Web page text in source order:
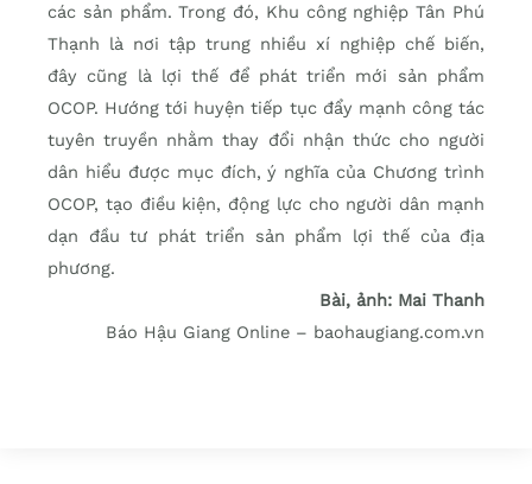
các sản phẩm. Trong đó, Khu công nghiệp Tân Phú
Thạnh là nơi tập trung nhiều xí nghiệp chế biến,
đây cũng là lợi thế để phát triển mới sản phẩm
OCOP. Hướng tới huyện tiếp tục đẩy mạnh công tác
tuyên truyền nhằm thay đổi nhận thức cho người
dân hiểu được mục đích, ý nghĩa của Chương trình
OCOP, tạo điều kiện, động lực cho người dân mạnh
dạn đầu tư phát triển sản phẩm lợi thế của địa
phương.
Bài, ảnh: Mai Thanh
Báo Hậu Giang Online – baohaugiang.com.vn